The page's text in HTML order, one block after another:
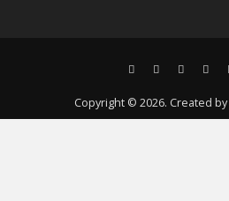
Copyright © 2026. Created by